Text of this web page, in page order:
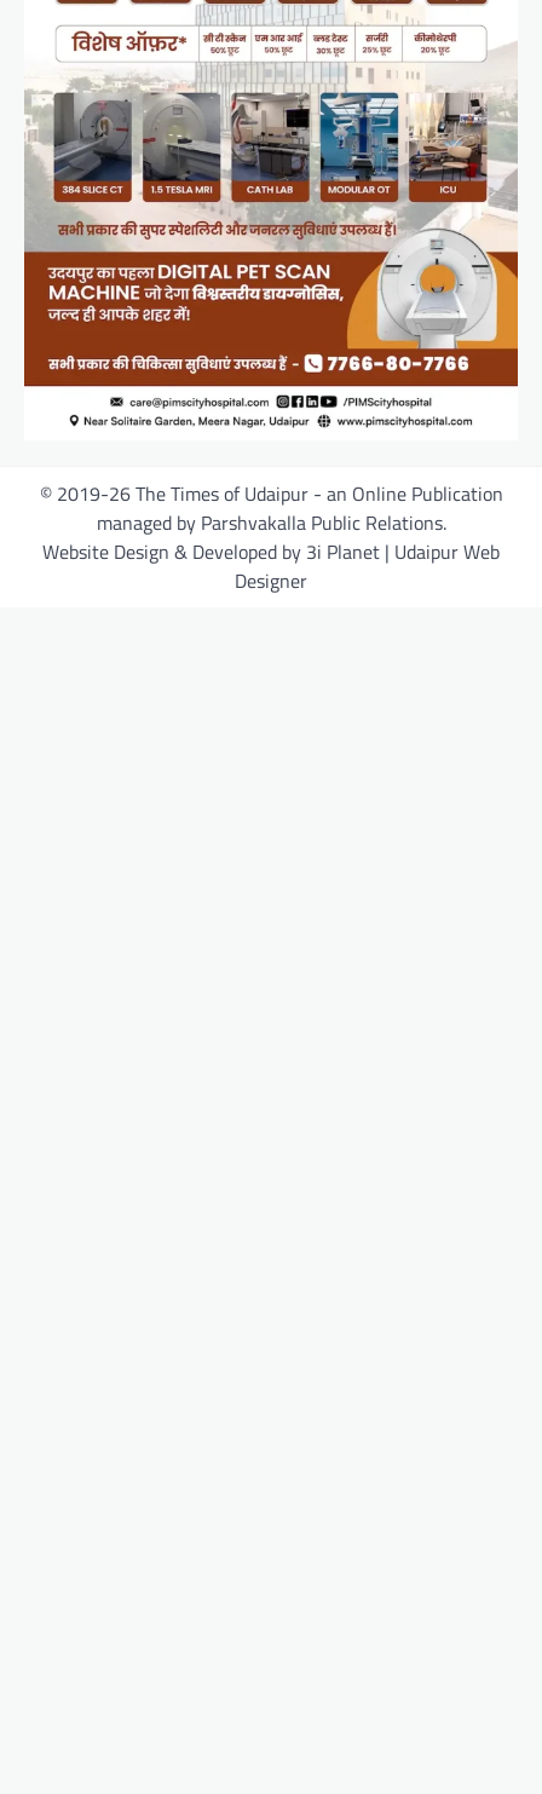
© 2019-26 The Times of Udaipur - an Online Publication
managed by Parshvakalla Public Relations.
Website Design & Developed by 3i Planet | Udaipur Web
Designer